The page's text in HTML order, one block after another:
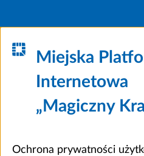
Miejska
Internetowa
„Magiczny
Ochrona prywatności